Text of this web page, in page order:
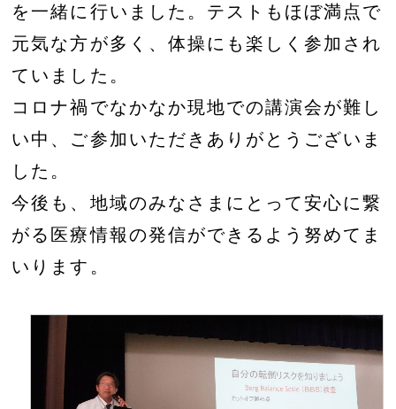
を一緒に行いました。テストもほぼ満点で
元気な方が多く、体操にも楽しく参加され
ていました。
コロナ禍でなかなか現地での講演会が難し
い中、ご参加いただきありがとうございま
した。
今後も、地域のみなさまにとって安心に繋
がる医療情報の発信ができるよう努めてま
いります。